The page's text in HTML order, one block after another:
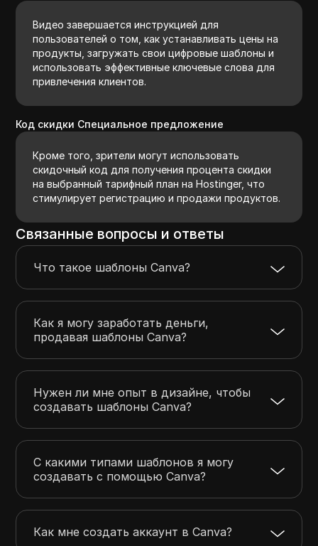
Видео завершается инструкцией для
пользователей о том, как устанавливать цены на
продукты, загружать свои цифровые шаблоны и
использовать эффективные ключевые слова для
привлечения клиентов.
Код скидки Специальное предложение
Кроме того, зрители могут использовать
скидочный код для получения процента скидки
на выбранный тарифный план на Hostinger, что
стимулирует регистрацию и продажи продуктов.
Связанные вопросы и ответы
Что такое шаблоны Canva?
Как я могу заработать деньги,
продавая шаблоны Canva?
Нужен ли мне опыт в дизайне, чтобы
создавать шаблоны Canva?
С какими типами шаблонов я могу
создавать с помощью Canva?
Как мне создать аккаунт в Canva?